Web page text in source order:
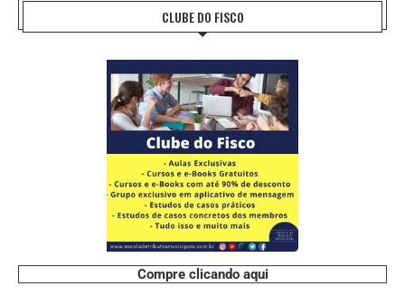
CLUBE DO FISCO
Compre clicando aqui